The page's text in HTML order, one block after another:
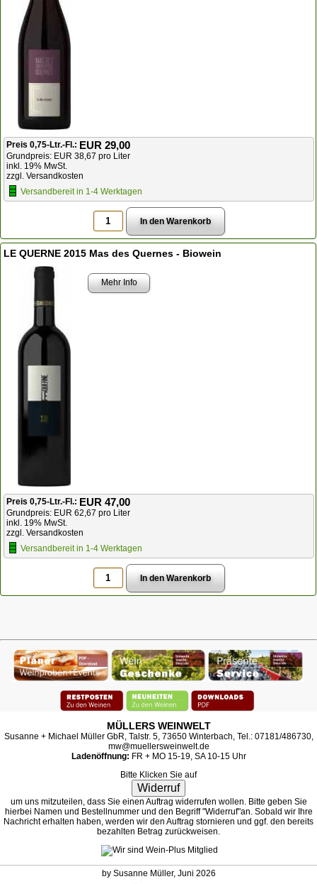
Preis 0,75-Ltr.-Fl.: EUR 29,00
Grundpreis: EUR 38,67 pro Liter
inkl. 19% MwSt.
zzgl. Versandkosten
Versandbereit in 1-4 Werktagen
LE QUERNE 2015 Mas des Quernes - Biowein
Mehr Info
Preis 0,75-Ltr.-Fl.: EUR 47,00
Grundpreis: EUR 62,67 pro Liter
inkl. 19% MwSt.
zzgl. Versandkosten
Versandbereit in 1-4 Werktagen
MÜLLERS WEINWELT
Susanne + Michael Müller GbR, Talstr. 5, 73650 Winterbach, Tel.: 07181/486730,
mw@muellersweinwelt.de
Ladenöffnung: FR + MO 15-19, SA 10-15 Uhr
Bitte Klicken Sie auf
Widerruf
um uns mitzuteilen, dass Sie einen Auftrag widerrufen wollen. Bitte geben Sie
hierbei Namen und Bestellnummer und den Begriff "Widerruf"an. Sobald wir Ihre
Nachricht erhalten haben, werden wir den Auftrag stornieren und ggf. den bereits
bezahlten Betrag zurückweisen.
by Susanne Müller, Juni 2026